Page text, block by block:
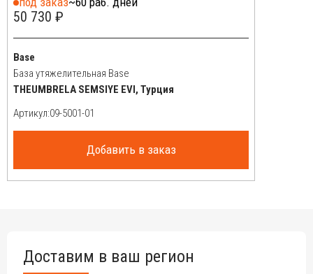
Дополнительно можно приобрести:
Открыть инструкцию по эксплуатации уличных зонтов.
Цена на сайте указана за модель с куполом из бежевого
полиэстера. Цены на другие модели Вы можете уточнить у
менеджеров.
50 730 ₽
Base
База утяжелительная Base
THEUMBRELA SEMSIYE EVI, Турция
Артикул:
Добавить в заказ
Доставим в ваш регион